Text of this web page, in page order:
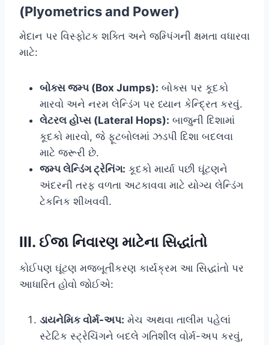
(Plyometrics and Power)
મેદાન પર વિસ્ફોટક શક્તિ અને જમ્પિંગની ક્ષમતા વધારવા
માટે:
બોક્સ જમ્પ (Box Jumps): બોક્સ પર કૂદકો
મારવો અને નરમ લેન્ડિંગ પર ધ્યાન કેન્દ્રિત કરવું.
લેટરલ હોપ્સ (Lateral Hops): બાજુની દિશામાં
કૂદકો મારવો, જે ફૂટબોલમાં ઝડપી દિશા બદલવા
માટે જરૂરી છે.
જમ્પ લેન્ડિંગ ટ્રેનિંગ: કૂદકો માર્યા પછી ઘૂંટણને
અંદરની તરફ વળતા અટકાવવા માટે યોગ્ય લેન્ડિંગ
ટેકનિક શીખવવી.
III. ઈજા નિવારણ માટેના સિદ્ધાંતો
કોઈપણ ઘૂંટણ મજબૂતીકરણ કાર્યક્રમ આ સિદ્ધાંતો પર
આધારિત હોવો જોઈએ:
ડાયનેમિક વોર્મ-અપ: મેચ અથવા તાલીમ પહેલાં
સ્ટેટિક સ્ટ્રેચિંગને બદલે ગતિશીલ વોર્મ-અપ કરવું,